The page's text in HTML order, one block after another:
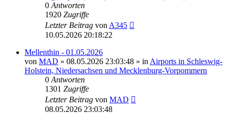
0 Antworten
1920 Zugriffe
Letzter Beitrag von A345
10.05.2026 20:18:22
Mellenthin - 01.05.2026
von MAD » 08.05.2026 23:03:48 » in Airports in Schleswig-
Holstein, Niedersachsen und Mecklenburg-Vorpommern
0 Antworten
1301 Zugriffe
Letzter Beitrag von MAD
08.05.2026 23:03:48